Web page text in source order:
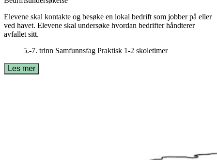
Elevene skal kontakte og besøke en lokal bedrift som jobber på eller
ved havet. Elevene skal undersøke hvordan bedrifter håndterer
avfallet sitt.
5.-7. trinn Samfunnsfag Praktisk 1-2 skoletimer
Les mer